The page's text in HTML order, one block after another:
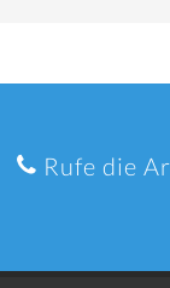
Rufe die